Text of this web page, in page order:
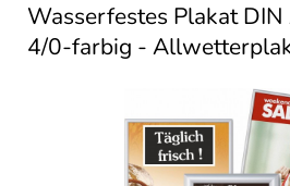
Wasserfestes Plakat
4/0-farbig -